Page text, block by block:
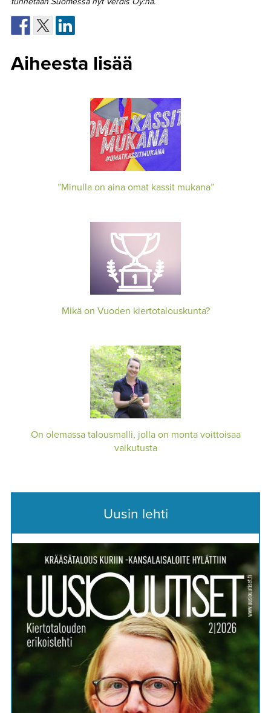
Aiheesta lisää
”Minulla on aina omat kassit mukana”
Mikä on Vuoden kiertotalouskunta?
On olemassa talousmalli, jolla on monta voittoisaa
vaikutusta
Uusin lehti